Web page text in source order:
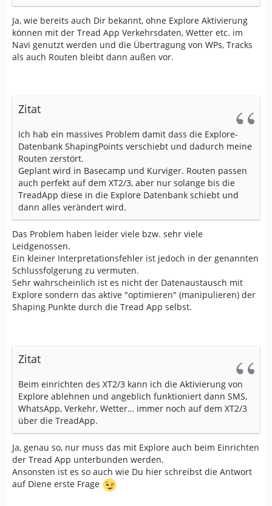
Ja, wie bereits auch Dir bekannt, ohne Explore Aktivierung
können mit der Tread App Verkehrsdaten, Wetter etc. im
Navi genutzt werden und die Übertragung von WPs, Tracks
als auch Routen bleibt dann außen vor.
Zitat
Ich hab ein massives Problem damit dass die Explore-
Datenbank ShapingPoints verschiebt und dadurch meine
Routen zerstört.
Geplant wird in Basecamp und Kurviger. Routen passen
auch perfekt auf dem XT2/3, aber nur solange bis die
TreadApp diese in die Explore Datenbank schiebt und
dann alles verändert wird.
Das Problem haben leider viele bzw. sehr viele
Leidgenossen.
Ein kleiner Interpretationsfehler ist jedoch in der genannten
Schlussfolgerung zu vermuten.
Sehr wahrscheinlich ist es nicht der Datenaustausch mit
Explore sondern das aktive "optimieren" (manipulieren) der
Shaping Punkte durch die Tread App selbst.
Zitat
Beim einrichten des XT2/3 kann ich die Aktivierung von
Explore ablehnen und angeblich funktioniert dann SMS,
WhatsApp, Verkehr, Wetter… immer noch auf dem XT2/3
über die TreadApp.
Ja, genau so, nur muss das mit Explore auch beim Einrichten
der Tread App unterbunden werden.
Ansonsten ist es so auch wie Du hier schreibst die Antwort
auf Diene erste Frage